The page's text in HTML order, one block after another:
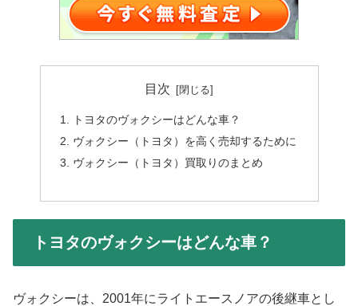
目次
トヨタのヴォクシーはどんな車？
ヴォクシー（トヨタ）を高く売却するために
ヴォクシー（トヨタ）買取りのまとめ
トヨタのヴォクシーはどんな車？
ヴォクシーは、2001年にライトエースノアの後継車とし